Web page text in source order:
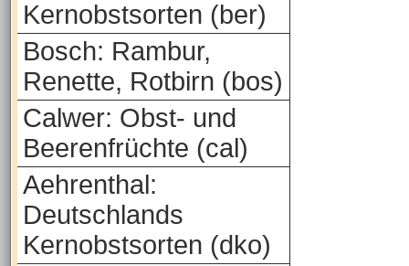
Kernobstsorten (ber)
Bosch: Rambur,
Renette, Rotbirn (bos)
Calwer: Obst- und
Beerenfrüchte (cal)
Aehrenthal:
Deutschlands
Kernobstsorten (dko)